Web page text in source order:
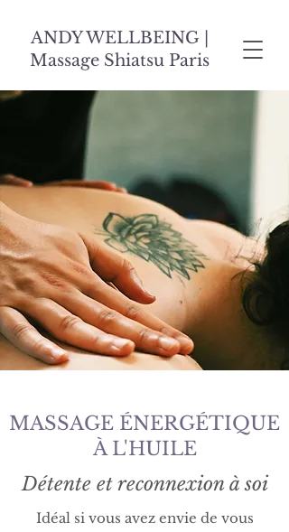
ANDY WELLBEING |
Massage Shiatsu Paris
MASSAGE ÉNERGÉTIQUE
À L'HUILE
Détente et reconnexion à soi
Idéal si vous avez envie de vous